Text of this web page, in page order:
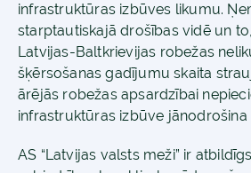
infrastruktūras izbūves likumu.
starptautiskajā drošības vidē un
Latvijas-Baltkrievijas robežas
šķērsošanas gadījumu skaita
ārējās robežas apsardzībai
infrastruktūras izbūve jānodrošina
AS “Latvijas valsts meži” ir